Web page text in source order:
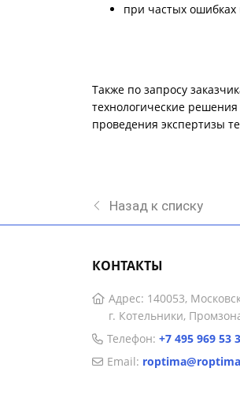
при частых ошибках
Также по запросу
технологические
проведения экспертизы
Назад к списку
КОНТАКТЫ
Адрес: 140053,
г. Котельники,
Телефон: +7 495 969 53
Email: